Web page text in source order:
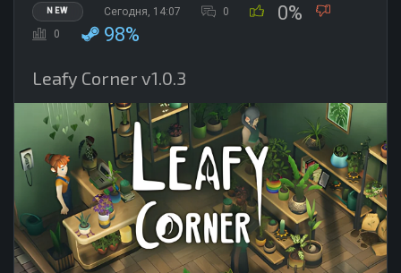
NEW Сегодня, 14:07 0 0%
0 98%
Leafy Corner v1.0.3